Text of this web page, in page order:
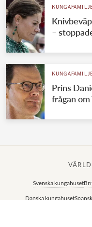
–
Prins
frågan
Svenska kungahuset
Danska kungahuset